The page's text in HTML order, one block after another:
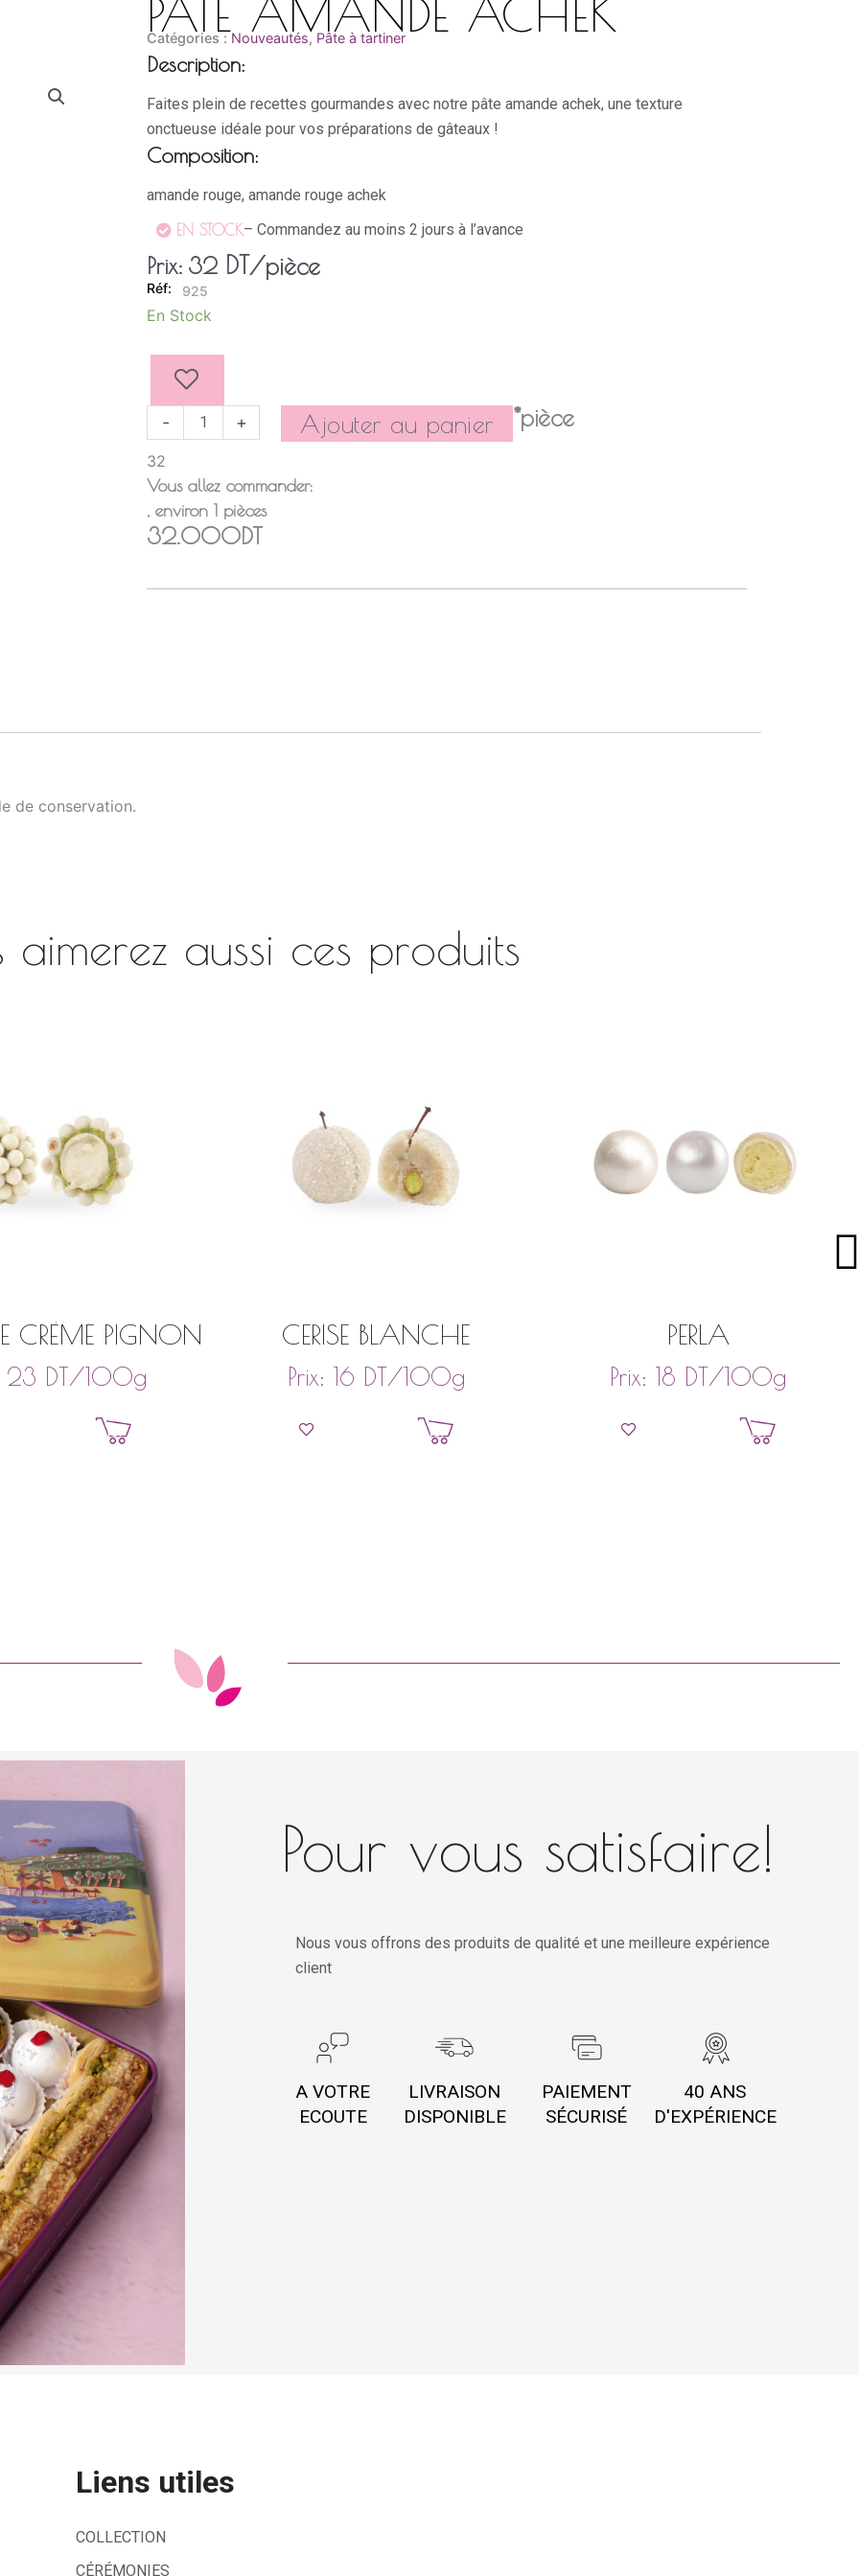
PÂTE AMANDE ACHEK
Catégories : Nouveautés, Pâte à tartiner
Description:
Faites plein de recettes gourmandes avec notre pâte amande achek, une texture
onctueuse idéale pour vos préparations de gâteaux !
Composition:
amande rouge, amande rouge achek
EN STOCK– Commandez au moins 2 jours à l’avance
Prix: 32 DT/pièce
925
En Stock
-
quantité
PÂTE
AMANDE
+ *pièce
Ajouter au panier
32
Vous allez commander:
, environ1 pièces
32.000DT
de conservation.
aimerez aussi ces produits
CRÈME PIGNON
23 DT/100g
Ajouter au panier
CERISE BLANCHE
Prix: 16 DT/100g
Ajouter au panier
PERLA
Prix: 18 DT/100g
Ajouter au panier
Pour vous satisfaire!
Nous vous offrons des produits de qualité et une meilleure expérience
client
A VOTRE
ECOUTE
LIVRAISON
DISPONIBLE
PAIEMENT
SÉCURISÉ
40 ANS
D'EXPÉRIENCE
Liens utiles
COLLECTION
CÉRÉMONIES